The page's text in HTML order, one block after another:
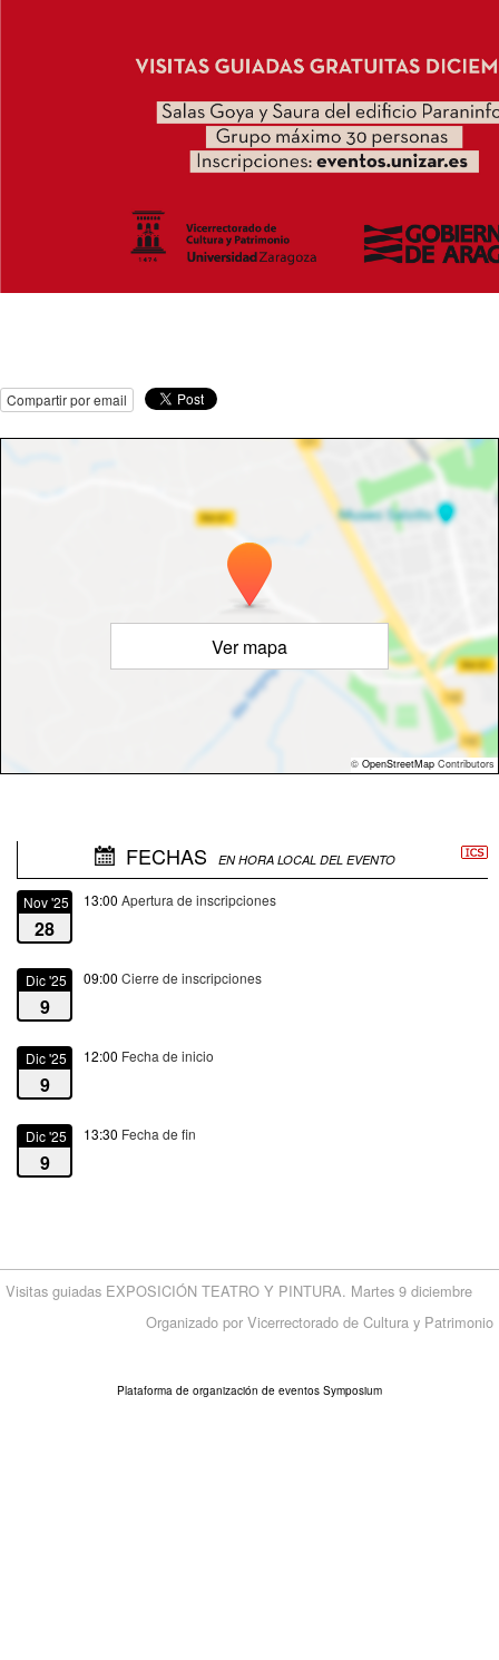
Compartir por email
Ver mapa
© OpenStreetMap Contributors
FECHAS EN HORA LOCAL DEL EVENTO
Nov '25
28
13:00 Apertura de inscripciones
Dic '25
9
09:00 Cierre de inscripciones
Dic '25
9
12:00 Fecha de inicio
Dic '25
9
13:30 Fecha de fin
Visitas guiadas EXPOSICIÓN TEATRO Y PINTURA. Martes 9 diciembre
Organizado por Vicerrectorado de Cultura y Patrimonio
Plataforma de organización de eventos Symposium